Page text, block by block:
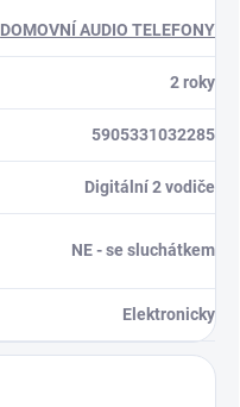
DOMOVNÍ AUDIO TELEFONY
2 roky
5905331032285
Digitální 2 vodiče
NE - se sluchátkem
Elektronicky